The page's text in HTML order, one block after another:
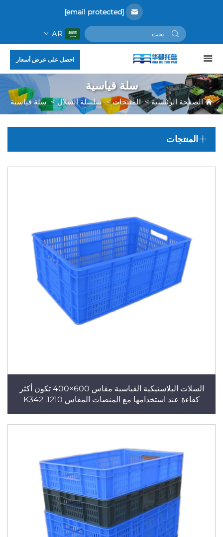
[email protected]
AR
احصل على عرض أسعار
سلة قياسية
الصفحة الرئيسية>المنتجات>سلسلة السلال>سلة قياسية
المنتجات
السلات البلاستيكية القياسية مقاس 600×400 تكون أكثر
كفاءة عند استخدامها مع المنصات المقاس 1210. K342